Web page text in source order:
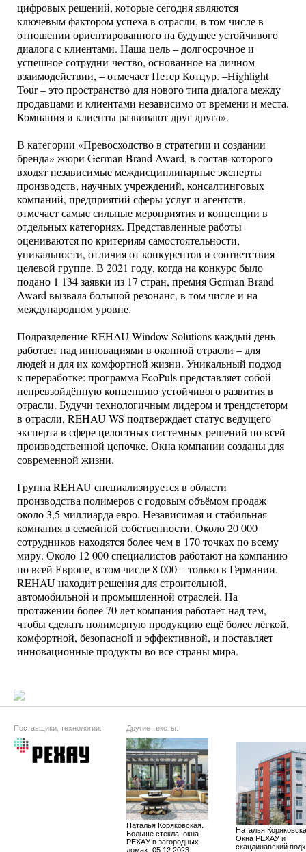
цифровых решений, которые сегодня являются
ключевым фактором успеха в отрасли, в том числе в
отношении ориентированного на будущее устойчивого
диалога с клиентами. Наша цель – долгосрочное и
успешное сотрудни-чество, основанное на личном
взаимодействии, – отмечает Петер Котцур. –Highlight
Tour – это пространство для нового типа диалога между
продавцами и клиентами независимо от времени и места.
Компания и клиенты развивают друг друга».
В категории «Превосходство в стратегии и создании
бренда» жюри German Brand Award, в состав которого
входят независимые междисциплинарные эксперты
производств, научных учреждений, консалтинговых
компаний, предприятий сферы услуг и агентств,
отмечает самые сильные мероприятия и концепции в
отдельных категориях. Представленные работы
оцениваются по критериям самостоятельности,
уникальности, отличия от конкурентов и соответствия
целевой группе. В 2021 году, когда на конкурс было
подано 1 134 заявки из 17 стран, премия German Brand
Award вызвала большой резонанс, в том числе и на
международном уровне.
Подразделение REHAU Window Solutions каждый день
работает над инновациями в оконной отрасли – для
людей и для их комфортной жизни. Уникальный подход
к переработке: программа EcoPuls представляет собой
непревзойдённую концепцию устойчивого развития в
отрасли. Будучи технологичным лидером и трендстеторм
в отрасли, REHAU WS подтверждает статус ведущего
эксперта в сфере целостных системных решений по всей
производственной цепочке. Окна компании созданы для
современной жизни.
Группа REHAU специализируется в области
производства полимеров с годовым объёмом продаж
около 3,5 миллиарда евро. Независимая и стабильная
компания в семейной собственности. Около 20 000
сотрудников находятся более чем в 170 точках по всему
миру. Около 12 000 специалистов работают на компанию
по всей Европе, в том числе 8 000 – только в Германии.
REHAU находит решения для строительной,
автомобильной и промышленной отраслей. На
протяжении более 70 лет компания работает над тем,
чтобы сделать полимерную продукцию ещё более лёгкой,
комфортной, безопасной и эффективной, и поставляет
инновационные продукты во все страны мира.
Поставщики, технологии: Другие тексты:
Наталья Коряковская.
Больше стекла: окна
РЕХАУ в загородных
домах, 05.12.2023
Наталья
Окна РЕХАУ и
скандинавский